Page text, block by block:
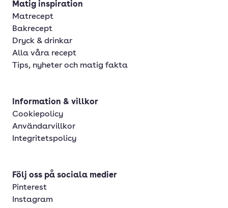
Matig inspiration
Matrecept
Bakrecept
Dryck & drinkar
Alla våra recept
Tips, nyheter och matig fakta
Information & villkor
Cookiepolicy
Användarvillkor
Integritetspolicy
Följ oss på sociala medier
Pinterest
Instagram